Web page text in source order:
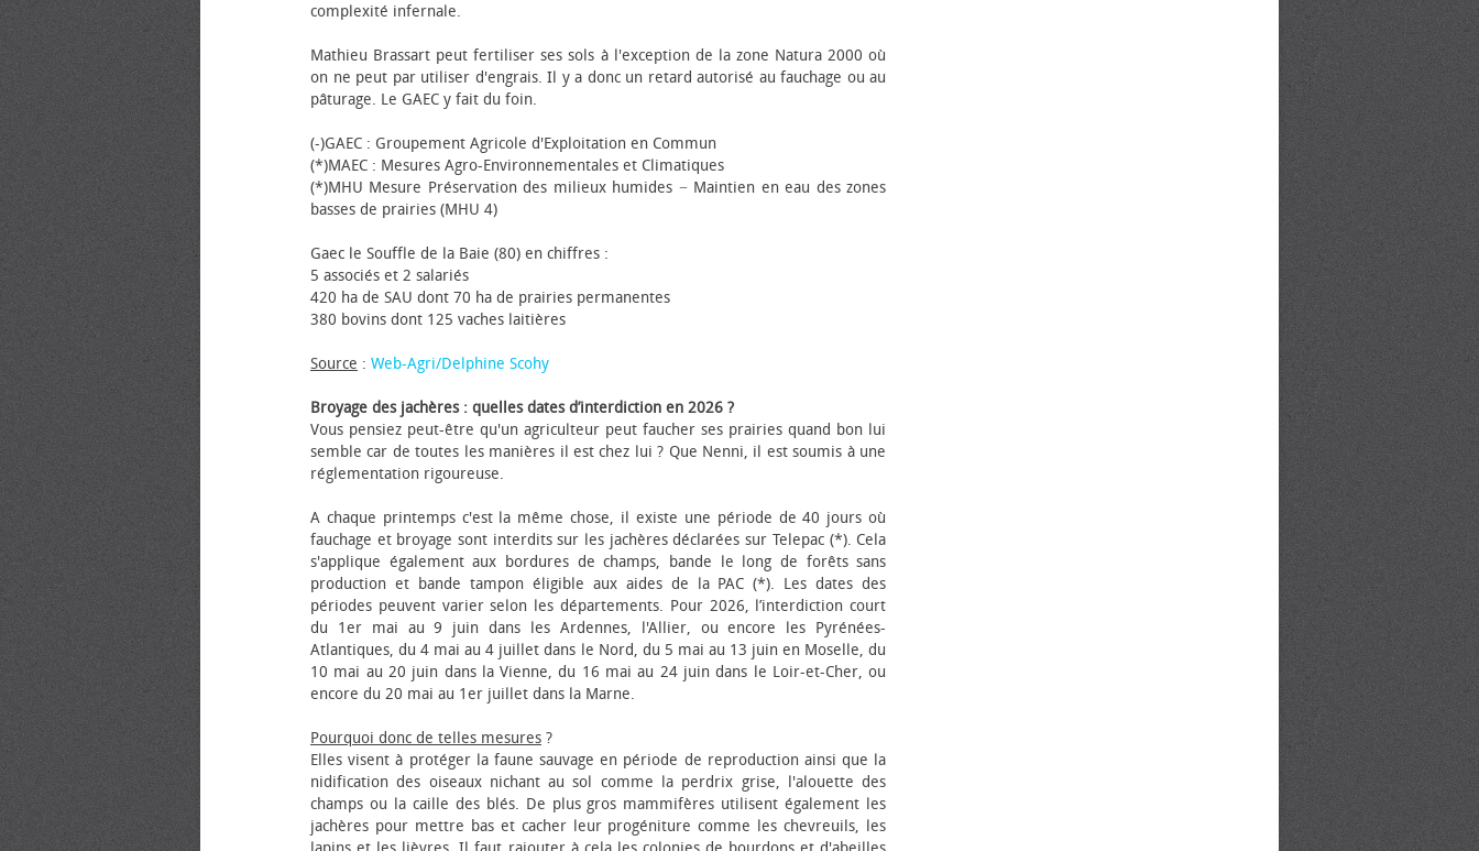
complexité infernale.
Mathieu Brassart peut fertiliser ses sols à l'exception de la zone Natura 2000 où
on ne peut par utiliser d'engrais. Il y a donc un retard autorisé au fauchage ou au
pâturage. Le GAEC y fait du foin.
(-)GAEC : Groupement Agricole d'Exploitation en Commun
(*)MAEC : Mesures Agro-Environnementales et Climatiques
(*)MHU Mesure Préservation des milieux humides − Maintien en eau des zones
basses de prairies (MHU 4)
Gaec le Souffle de la Baie (80) en chiffres :
5 associés et 2 salariés
420 ha de SAU dont 70 ha de prairies permanentes
380 bovins dont 125 vaches laitières
Source : Web-Agri/Delphine Scohy
Broyage des jachères : quelles dates d’interdiction en 2026 ?
Vous pensiez peut-être qu'un agriculteur peut faucher ses prairies quand bon lui
semble car de toutes les manières il est chez lui ? Que Nenni, il est soumis à une
réglementation rigoureuse.
A chaque printemps c'est la même chose, il existe une période de 40 jours où
fauchage et broyage sont interdits sur les jachères déclarées sur Telepac (*). Cela
s'applique également aux bordures de champs, bande le long de forêts sans
production et bande tampon éligible aux aides de la PAC (*). Les dates des
périodes peuvent varier selon les départements. Pour 2026, l’interdiction court
du 1er mai au 9 juin dans les Ardennes, l'Allier, ou encore les Pyrénées-
Atlantiques, du 4 mai au 4 juillet dans le Nord, du 5 mai au 13 juin en Moselle, du
10 mai au 20 juin dans la Vienne, du 16 mai au 24 juin dans le Loir-et-Cher, ou
encore du 20 mai au 1er juillet dans la Marne.
Pourquoi donc de telles mesures ?
Elles visent à protéger la faune sauvage en période de reproduction ainsi que la
nidification des oiseaux nichant au sol comme la perdrix grise, l'alouette des
champs ou la caille des blés. De plus gros mammifères utilisent également les
jachères pour mettre bas et cacher leur progéniture comme les chevreuils, les